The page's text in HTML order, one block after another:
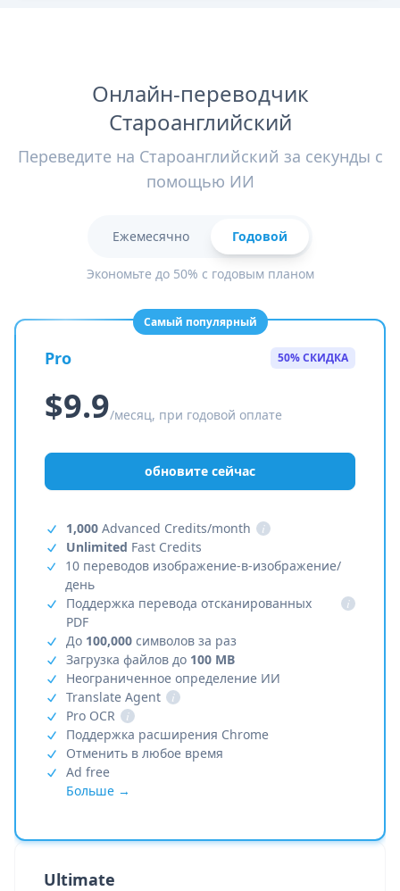
Онлайн-переводчик
Староанглийский
Переведите на Староанглийский за секунды с
помощью ИИ
Ежемесячно Годовой
Экономьте до 50% с годовым планом
Самый популярный
Pro 50% СКИДКА
$9.9/месяц, при годовой оплате
обновите сейчас
1,000 Advanced Credits/month
i
Unlimited Fast Credits
10 переводов изображение-в-изображение/
день
Поддержка перевода отсканированных
PDF
i
До 100,000 символов за раз
Загрузка файлов до 100 MB
Неограниченное определение ИИ
Translate Agent
i
Pro OCR
i
Поддержка расширения Chrome
Отменить в любое время
Ad free
Больше →
Ultimate